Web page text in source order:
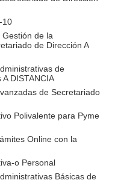
10
de la
de Dirección A
de
DISTANCIA
de Secretariado
Polivalente para Pyme
Online con la
o Personal
Básicas de